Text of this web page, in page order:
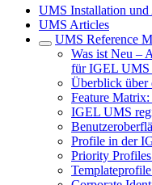
UMS Installation
UMS Articles
UMS Reference
Was ist Neu –
für IGEL UMS
Überblick
Feature
IGEL UMS
Profile in der
Priority